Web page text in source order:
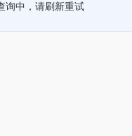
询中，请刷新重试